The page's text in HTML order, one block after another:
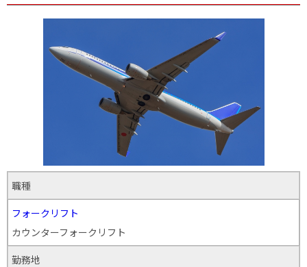
職種
フォークリフト
カウンターフォークリフト
勤務地